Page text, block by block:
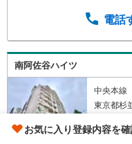
（居住中物件）
案内が可能となり
◆物件のご案内
え・最寄駅での待
ち合わせなど、
伝え頂けましたら
参ります。もちろ
きます。
電話
南阿佐谷ハイツ
中央本線
東京都杉
85戸 / 地
お気に入り登録内容を